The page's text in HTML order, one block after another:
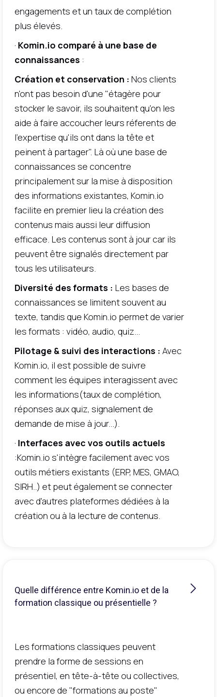
engagements et un taux de complétion
plus élevés.
· Komin.io comparé à une base de
connaissances :
Création et conservation : Nos clients
n'ont pas besoin d'une "étagère pour
stocker le savoir, ils souhaitent qu'on les
aide à faire accoucher leurs réferents de
l'expertise qu'ils ont dans la tête et
peinent à partager". Là où une base de
connaissances se concentre
principalement sur la mise à disposition
des informations existantes, Komin.io
facilite en premier lieu la création des
contenus mais aussi leur diffusion
efficace. Les contenus sont à jour car ils
peuvent être signalés directement par
tous les utilisateurs.
Diversité des formats : Les bases de
connaissances se limitent souvent au
texte, tandis que Komin.io permet de varier
les formats : vidéo, audio, quiz...
Pilotage & suivi des interactions : Avec
Komin.io, il est possible de suivre
comment les équipes interagissent avec
les informations(taux de complétion,
réponses aux quiz, signalement de
demande de mise à jour...).
· Interfaces avec vos outils actuels
:Komin.io s'intègre facilement avec vos
outils métiers existants (ERP, MES, GMAO,
SIRH..) et peut également se connecter
avec d'autres plateformes dédiées à la
création ou à la lecture de contenus.
Quelle différence entre Komin.io et de la
formation classique ou présentielle ?
Les formations classiques peuvent
prendre la forme de sessions en
présentiel, en tête-à-tête ou collectives,
ou encore de "formations au poste"